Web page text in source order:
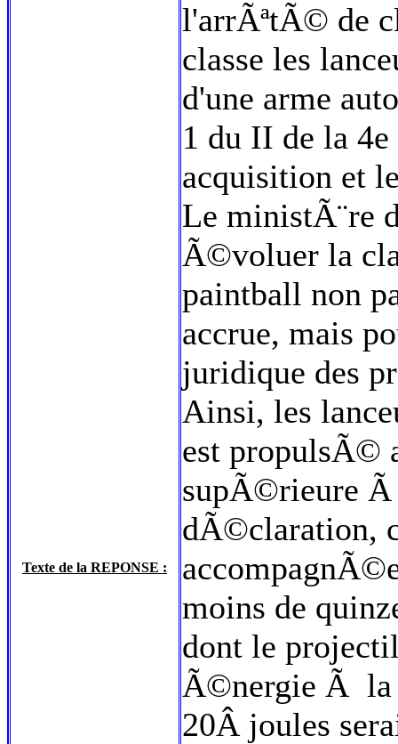
Texte de la REPONSE :
l'arrÃªtÃ© de
classe les
d'une arme
1 du II de la
acquisition et
Le ministÃ¨re
Ã©voluer la
paintball non
accrue, mais
juridique des
Ainsi, les
est propulsÃ©
supÃ©rieure
dÃ©claration,
moins de
dont le
Ã©nergie Ã la
20Â joules